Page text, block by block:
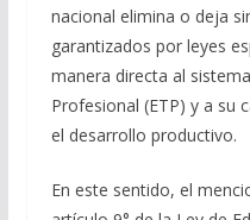
nacional elimina o deja
garantizados por leyes
manera directa al
Profesional (ETP) y a su
el desarrollo productivo.
En este sentido, el